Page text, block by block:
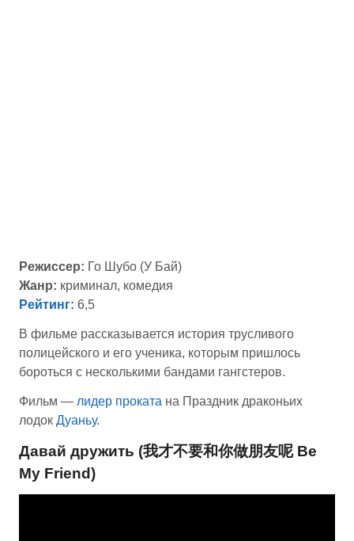
Режиссер: Го Шубо (У Бай)
Жанр: криминал, комедия
Рейтинг: 6,5
В фильме рассказывается история трусливого
полицейского и его ученика, которым пришлось
бороться с несколькими бандами гангстеров.
Фильм — лидер проката на Праздник драконьих
лодок Дуаньу.
Давай дружить (我才不要和你做朋友呢 Be
My Friend)